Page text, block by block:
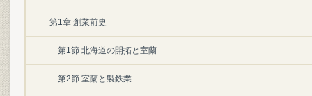
第1章 創業前史
第1節 北海道の開拓と室蘭
第2節 室蘭と製鉄業